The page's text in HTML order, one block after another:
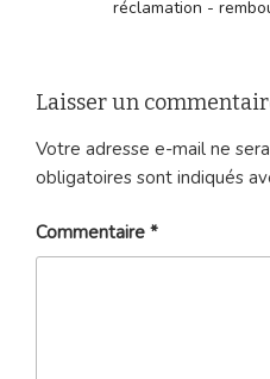
réclamation -
Laisser un
Votre adresse e-mail ne
obligatoires sont indiqués
Commentaire *